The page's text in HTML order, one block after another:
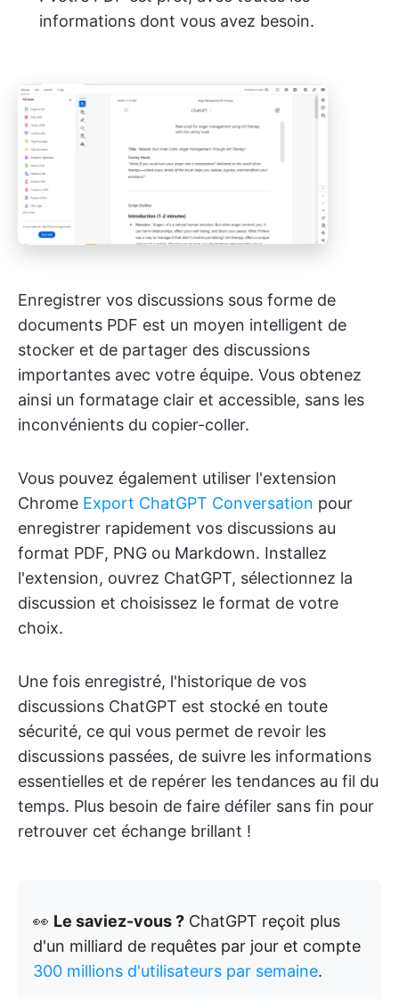
informations dont vous avez besoin.
Enregistrer vos discussions sous forme de
documents PDF est un moyen intelligent de
stocker et de partager des discussions
importantes avec votre équipe. Vous obtenez
ainsi un formatage clair et accessible, sans les
inconvénients du copier-coller.
Vous pouvez également utiliser l'extension
Chrome Export ChatGPT Conversation pour
enregistrer rapidement vos discussions au
format PDF, PNG ou Markdown. Installez
l'extension, ouvrez ChatGPT, sélectionnez la
discussion et choisissez le format de votre
choix.
Une fois enregistré, l'historique de vos
discussions ChatGPT est stocké en toute
sécurité, ce qui vous permet de revoir les
discussions passées, de suivre les informations
essentielles et de repérer les tendances au fil du
temps. Plus besoin de faire défiler sans fin pour
retrouver cet échange brillant !
👀 Le saviez-vous ? ChatGPT reçoit plus
d'un milliard de requêtes par jour et compte
300 millions d'utilisateurs par semaine.